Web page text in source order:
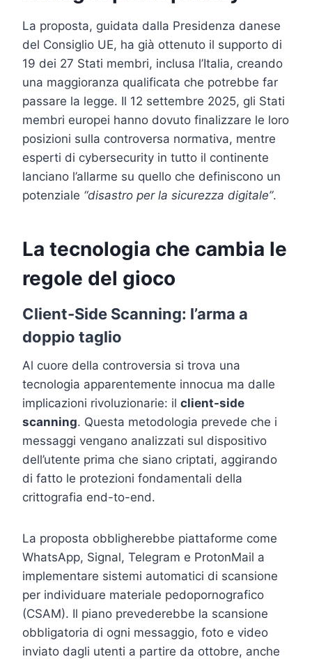
La proposta, guidata dalla Presidenza danese
del Consiglio UE, ha già ottenuto il supporto di
19 dei 27 Stati membri, inclusa l’Italia, creando
una maggioranza qualificata che potrebbe far
passare la legge. Il 12 settembre 2025, gli Stati
membri europei hanno dovuto finalizzare le loro
posizioni sulla controversa normativa, mentre
esperti di cybersecurity in tutto il continente
lanciano l’allarme su quello che definiscono un
potenziale “disastro per la sicurezza digitale”.
La tecnologia che cambia le
regole del gioco
Client-Side Scanning: l’arma a
doppio taglio
Al cuore della controversia si trova una
tecnologia apparentemente innocua ma dalle
implicazioni rivoluzionarie: il client-side
scanning. Questa metodologia prevede che i
messaggi vengano analizzati sul dispositivo
dell’utente prima che siano criptati, aggirando
di fatto le protezioni fondamentali della
crittografia end-to-end.
La proposta obbligherebbe piattaforme come
WhatsApp, Signal, Telegram e ProtonMail a
implementare sistemi automatici di scansione
per individuare materiale pedopornografico
(CSAM). Il piano prevederebbe la scansione
obbligatoria di ogni messaggio, foto e video
inviato dagli utenti a partire da ottobre, anche